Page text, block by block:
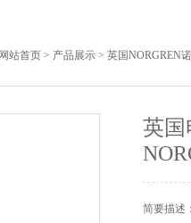
网站首页 > 产品展示 > 英国NORGREN
英国
简要描述